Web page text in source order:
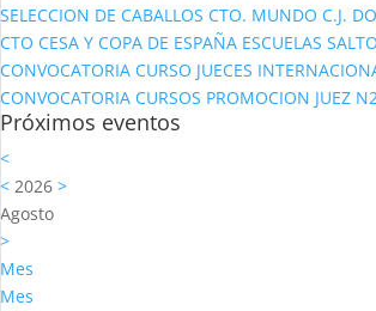
SELECCION DE CABALLOS CTO. MUNDO C.J.
CTO CESA Y COPA DE ESPAÑA ESCUELAS
CONVOCATORIA CURSO JUECES
CONVOCATORIA CURSOS PROMOCION JUEZ
Próximos eventos
<
< 2026>
Agosto
>
Mes
Mes